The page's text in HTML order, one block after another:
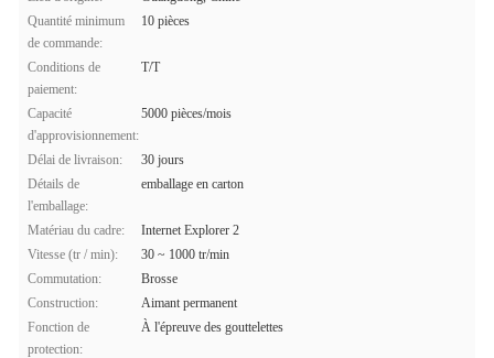
Quantité minimum
de commande:
10 pièces
Conditions de
paiement:
T/T
Capacité
d'approvisionnement:
5000 pièces/mois
Délai de livraison:
30 jours
Détails de
l'emballage:
emballage en carton
Matériau du cadre:
Internet Explorer 2
Vitesse (tr / min):
30 ~ 1000 tr/min
Commutation:
Brosse
Construction:
Aimant permanent
Fonction de
protection:
À l'épreuve des gouttelettes